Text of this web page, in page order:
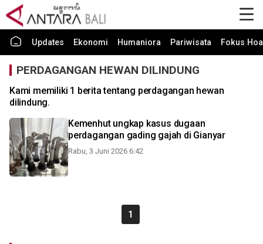
Updates Ekonomi Humaniora Pariwisata Fokus
PERDAGANGAN HEWAN DILINDUNG
Kami memiliki 1 berita tentang perdagangan hewan
dilindung.
Kemenhut ungkap kasus dugaan
perdagangan gading gajah di Gianyar
Rabu, 3 Juni 2026 6:42
1